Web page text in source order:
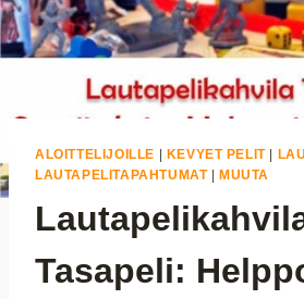
ALOITTELIJOILLE KEVYET PELIT|
LAUTAPELITAPAHTUMAT| MUUTA
Tasapeli: